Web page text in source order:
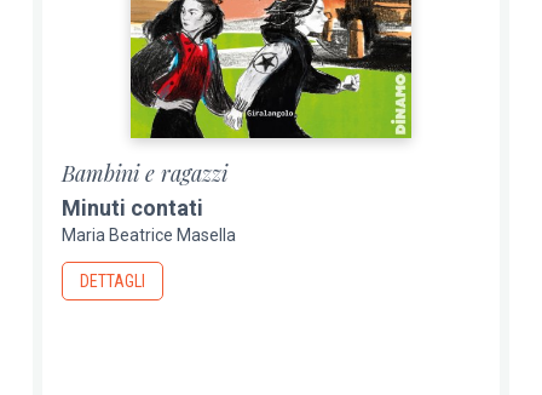
Bambini e ragazzi
Minuti contati
Maria Beatrice Masella
DETTAGLI